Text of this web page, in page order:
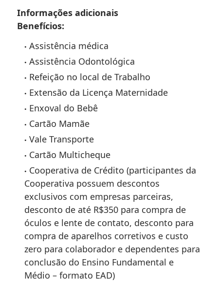
Informações adicionais
Benefícios:
Assistência médica
Assistência Odontológica
Refeição no local de Trabalho
Extensão da Licença Maternidade
Enxoval do Bebê
Cartão Mamãe
Vale Transporte
Cartão Multicheque
Cooperativa de Crédito (participantes da
Cooperativa possuem descontos
exclusivos com empresas parceiras,
desconto de até R$350 para compra de
óculos e lente de contato, desconto para
compra de aparelhos corretivos e custo
zero para colaborador e dependentes para
conclusão do Ensino Fundamental e
Médio – formato EAD)